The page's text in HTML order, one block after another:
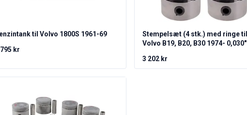
til Volvo 1800S 1961-69
kr
Stempelsæt (4 stk.) med ringe til
Volvo B19, B20, B30 1974- 0,030"
3 202 kr